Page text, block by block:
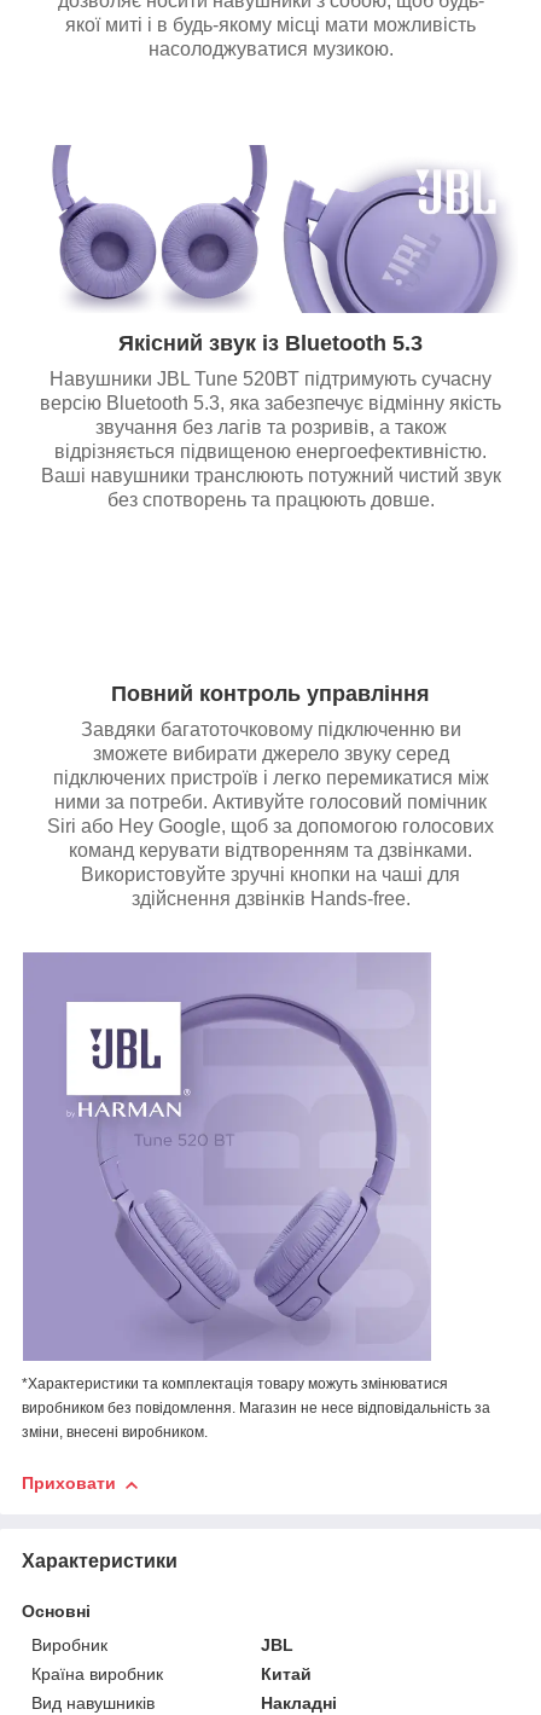
якої миті і в будь-якому місці мати можливість
насолоджуватися музикою.
Якісний звук із Bluetooth 5.3
Навушники JBL Tune 520ВТ підтримують сучасну
версію Bluetooth 5.3, яка забезпечує відмінну якість
звучання без лагів та розривів, а також
відрізняється підвищеною енергоефективністю.
Ваші навушники транслюють потужний чистий звук
без спотворень та працюють довше.
Повний контроль управління
Завдяки багатоточковому підключенню ви
зможете вибирати джерело звуку серед
підключених пристроїв і легко перемикатися між
ними за потреби. Активуйте голосовий помічник
Siri або Hey Google, щоб за допомогою голосових
команд керувати відтворенням та дзвінками.
Використовуйте зручні кнопки на чаші для
здійснення дзвінків Hands-free.
*Характеристики та комплектація товару можуть змінюватися
виробником без повідомлення. Магазин не несе відповідальність за
зміни, внесені виробником.
Приховати
Характеристики
Основні
Виробник
JBL
Країна виробник
Китай
Вид навушників
Накладні